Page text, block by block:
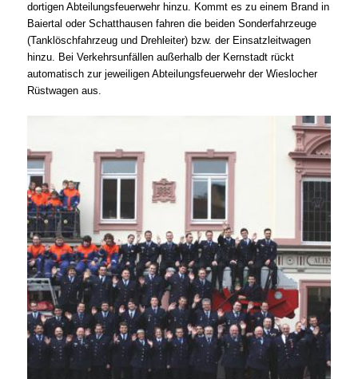
dortigen Abteilungsfeuerwehr hinzu. Kommt es zu einem Brand in
Baiertal oder Schatthausen fahren die beiden Sonderfahrzeuge
(Tanklöschfahrzeug und Drehleiter) bzw. der Einsatzleitwagen
hinzu. Bei Verkehrsunfällen außerhalb der Kernstadt rückt
automatisch zur jeweiligen Abteilungsfeuerwehr der Wieslocher
Rüstwagen aus.